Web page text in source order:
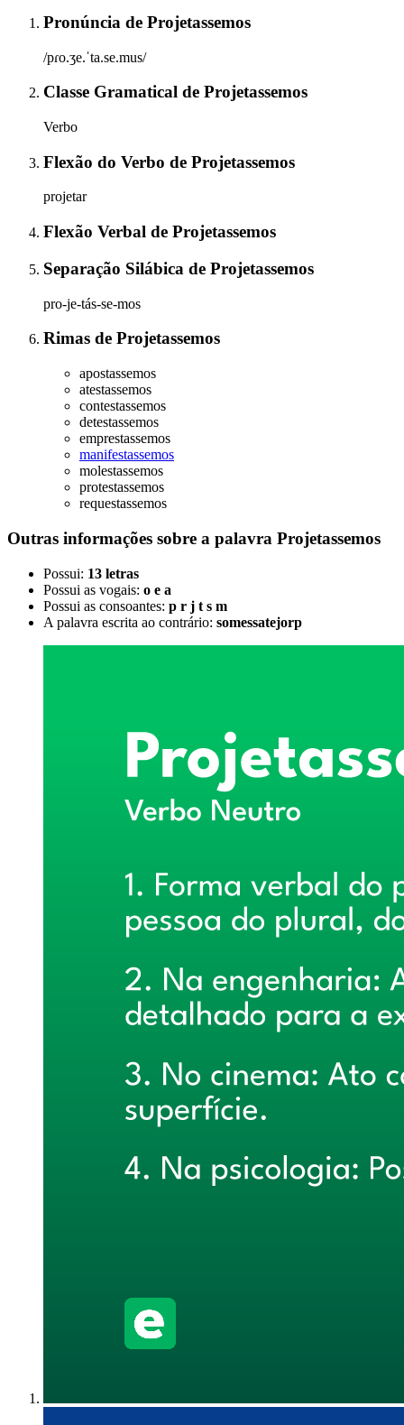
Pronúncia de Projetassemos
/pɾo.ʒe.ˈta.se.mus/
Classe Gramatical de Projetassemos
Verbo
Flexão do Verbo de Projetassemos
projetar
Flexão Verbal de Projetassemos
Separação Silábica de Projetassemos
pro-je-tás-se-mos
Rimas de Projetassemos
apostassemos
atestassemos
contestassemos
detestassemos
emprestassemos
manifestassemos
molestassemos
protestassemos
requestassemos
Outras informações sobre a palavra Projetassemos
Possui: 13 letras
Possui as vogais: o e a
Possui as consoantes: p r j t s m
A palavra escrita ao contrário: somessatejorp